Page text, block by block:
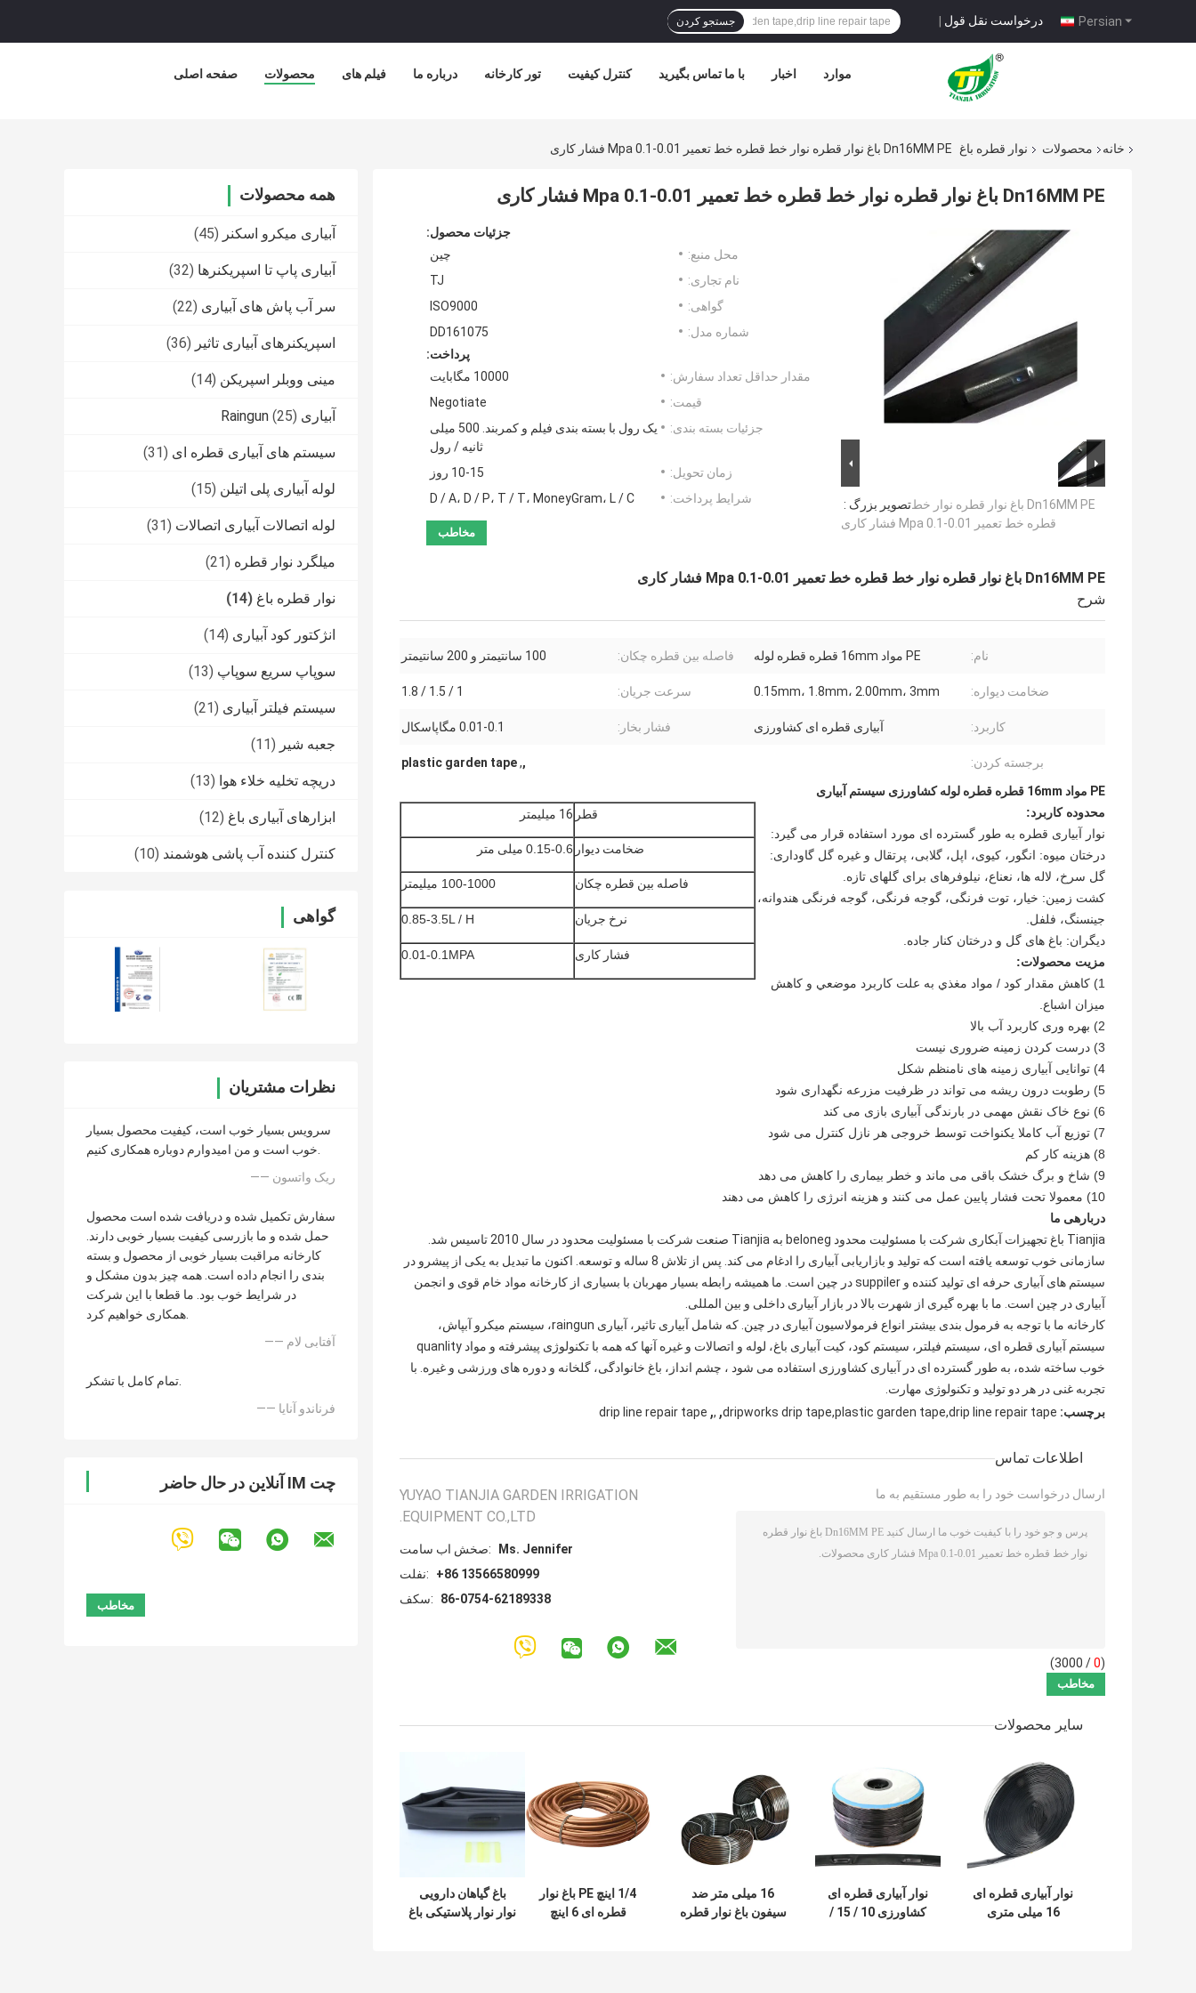
Persian درخواست نقل قول | جستجو کردن
صفحه اصلی محصولات فیلم های درباره ما تور کارخانه کنترل کیفیت با ما تماس بگیرید اخبار موارد
خانه محصولات نوار قطره باغ Dn16MM PE باغ نوار قطره نوار خط قطره خط تعمیر 0.01-0.1 Mpa فشار کاری
همه محصولات
آبیاری میکرو اسکنر (45)
آبیاری پاپ تا اسپریکنرها (32)
سر آب پاش های آبیاری (22)
اسپریکنرهای آبیاری تاثیر (36)
مینی ووبلر اسپریکن (14)
آبیاری Raingun (25)
سیستم های آبیاری قطره ای (31)
لوله آبیاری پلی اتیلن (15)
لوله اتصالات آبیاری اتصالات (31)
میلگرد نوار قطره (21)
نوار قطره باغ (14)
انژکتور کود آبیاری (14)
سوپاپ سریع سوپاپ (13)
سیستم فیلتر آبیاری (21)
جعبه شیر (11)
دریچه تخلیه خلاء هوا (13)
ابزارهای آبیاری باغ (12)
کنترل کننده آب پاشی هوشمند (10)
گواهی
نظرات مشتریان
سرویس بسیار خوب است، کیفیت محصول بسیار
خوب است و من امیدوارم دوباره همکاری کنیم.
—— ریک واتسون
سفارش تکمیل شده و دریافت شده است محصول
حمل شده و ما بازرسی کیفیت بسیار خوبی دارند.
کارخانه مراقبت بسیار خوبی از محصول و بسته
بندی را انجام داده است. همه چیز بدون مشکل و
در شرایط خوب بود. ما قطعا با این شرکت
همکاری خواهیم کرد.
—— آفتابی لام
تمام کامل با تشکر.
—— فرناندو آنایا
چت IM آنلاین در حال حاضر
Dn16MM PE باغ نوار قطره نوار خط قطره خط تعمیر 0.01-0.1 Mpa فشار کاری
تصویر بزرگ :Dn16MM PE باغ نوار قطره نوار خط
قطره خط تعمیر 0.01-0.1 Mpa فشار کاری
جزئیات محصول:
محل منبع:
چين
نام تجاری:
TJ
گواهی:
ISO9000
شماره مدل:
DD161075
پرداخت:
مقدار حداقل تعداد سفارش:
10000 مگابایت
قیمت:
Negotiate
جزئیات بسته بندی:
یک رول با بسته بندی فیلم و کمربند. 500 میلی
ثانیه / رول
زمان تحویل:
10-15 روز
شرایط پرداخت:
D / A، D / P، T / T، MoneyGram، L / C
مخاطب
Dn16MM PE باغ نوار قطره نوار خط قطره خط تعمیر 0.01-0.1 Mpa فشار کاری
شرح
نام: PE مواد 16mm قطره قطره لوله فاصله بین قطره چکان: 100 سانتیمتر و 200 سانتیمتر
ضخامت دیواره: 0.15mm، 1.8mm، 2.00mm، 3mm سرعت جریان: 1 / 1.5 / 1.8
کاربرد: آبیاری قطره ای کشاورزی فشار بخار: 0.01-0.1 مگاپاسکال
برجسته کردن: ,
,
plastic garden tape
PE مواد 16mm قطره قطره لوله کشاورزی سیستم آبیاری
قطر 16 میلیمتر
ضخامت دیوار 0.15-0.6 میلی متر
فاصله بین قطره چکان 100-1000 میلیمتر
نرخ جریان 0.85-3.5L / H
فشار کاری 0.01-0.1MPA
محدوده کاربرد:
نوار آبیاری قطره به طور گسترده ای مورد استفاده قرار می گیرد:
درختان میوه: انگور، کیوی، اپل، گلابی، پرتقال و غیره گل گاوداری:
گل سرخ، لاله ها، نعناع، ​​نیلوفرهای برای گلهای تازه.
کشت زمین: خیار، توت فرنگی، گوجه فرنگی، گوجه فرنگی هندوانه،
جینسنگ، فلفل.
دیگران: باغ های گل و درختان کنار جاده.
مزیت محصولات:
1) كاهش مقدار كود / مواد مغذي به علت كاربرد موضعي و كاهش
ميزان اشباع.
2) بهره وری کاربرد آب بالا
3) درست کردن زمینه ضروری نیست
4) توانایی آبیاری زمینه های نامنظم شکل
5) رطوبت درون ریشه می تواند در ظرفیت مزرعه نگهداری شود
6) نوع خاک نقش مهمی در بارندگی آبیاری بازی می کند
7) توزیع آب کاملا یکنواخت توسط خروجی هر نازل کنترل می شود
8) هزینه کار کم
9) شاخ و برگ خشک باقی می ماند و خطر بیماری را کاهش می دهد
10) معمولا تحت فشار پایین عمل می کنند و هزینه انرژی را کاهش می دهند
دربارهی ما
Tianjia باغ تجهیزات آبکاری شرکت با مسئولیت محدود beloneg به Tianjia صنعت شرکت با مسئولیت محدود در سال 2010 تاسیس شد.
سازمانی خوب توسعه یافته است که تولید و بازاریابی آبیاری را ادغام می کند. پس از تلاش 8 ساله و توسعه. اکنون ما تبدیل به یکی از پیشرو در
سیستم های آبیاری حرفه ای تولید کننده و suppiler در چین است. ما همیشه رابطه بسیار مهربان با بسیاری از کارخانه مواد خام قوی و انجمن
آبیاری در چین است. ما با بهره گیری از شهرت بالا در بازار آبیاری داخلی و بین المللی.
کارخانه ما با توجه به فرمول بندی بیشتر انواع فرمولاسیون آبیاری در چین. که شامل آبیاری تاثیر، آبیاری raingun، سیستم میکرو آبپاش،
سیستم آبیاری قطره ای، سیستم فیلتر، سیستم کود، کیت آبیاری باغ، لوله و اتصالات و غیره آنها که همه با تکنولوژی پیشرفته و مواد quanlity
خوب ساخته شده، به طور گسترده ای در آبیاری کشاورزی استفاده می شود ، چشم انداز، باغ خانوادگی، گلخانه و دوره های ورزشی و غیره. با
تجربه غنی در هر دو تولید و تکنولوژی مهارت.
برچسب: dripworks drip tape,plastic garden tape,drip line repair tape
,
,
,
drip line repair tape
اطلاعات تماس
YUYAO TIANJIA GARDEN IRRIGATION
EQUIPMENT CO.,LTD.
تماس با شخص:
Ms. Jennifer
تلفن:
+86 13566580999
فکس:
86-0754-62189338
ارسال درخواست خود را به طور مستقیم به ما
(
0
/ 3000)
سایر محصولات
نوار آبیاری قطره ای
16 میلی متری
نوار آبیاری قطره ای
کشاورزی 10 / 15 /
16 میلی متر ضد
سیفون باغ نوار قطره
1/4 اینچ PE باغ نوار
قطره ای 6 اینچ
باغ گیاهان دارویی
نوار نوار پلاستیکی باغ